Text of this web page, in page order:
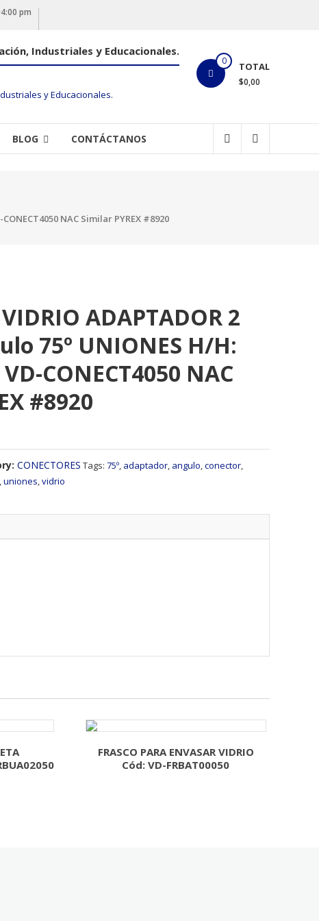
pm
0 TOTAL
$0,00
Industriales y Educacionales.
BLOG CONTÁCTANOS
NAC Similar PYREX #8920
ADAPTADOR 2
75º UNIONES H/H:
CONECT4050 NAC
#8920
CONECTORES Tags: 75º, adaptador, angulo,conector,
,uniones,vidrio
FRASCO PARA ENVASAR VIDRIO
Cód: VD-FRBAT00050